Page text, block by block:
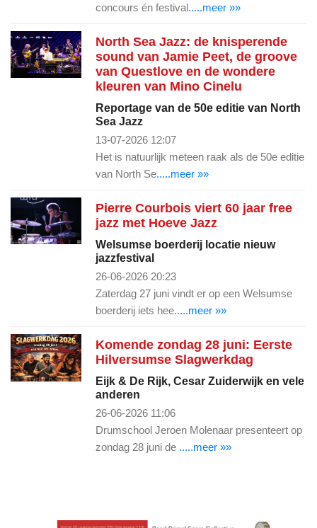
concours én festival.....meer »»
North Sea Jazz: de knisperende
sound van Jamie Peet, de groove
van Questlove en de wondere
kleuren van Mino Cinelu
Reportage van de 50e editie van North
Sea Jazz
13-07-2026 12:07
Het is natuurlijk meteen raak als de 50e editie
van North Se.....meer »»
Pierre Courbois viert 60 jaar free
jazz met Hoeve Jazz
Welsumse boerderij locatie nieuw
jazzfestival
26-06-2026 20:23
Zaterdag 27 juni vindt er op een Welsumse
boerderij iets hee.....meer »»
Komende zondag 28 juni: Eerste
Hilversumse Slagwerkdag
Eijk & De Rijk, Cesar Zuiderwijk en vele
anderen
26-06-2026 11:06
Drumschool Jeroen Molenaar presenteert op
zondag 28 juni de .....meer »»